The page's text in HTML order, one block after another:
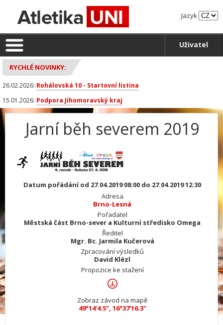
Jazyk
Uživatel
RYCHLÉ NOVINKY:
26.02.2026: Rohálovská 10 - Startovní listina
15.01.2026: Podpora Jihomoravský kraj
Jarní běh severem 2019
Datum pořádání od 27.04.2019 08:00 do 27.04.2019 12:30
Adresa
Brno-Lesná
Pořadatel
Městská část Brno-sever a Kulturní středisko Omega
Ředitel
Mgr. Bc. Jarmila Kučerová
Zpracování výsledků
David Klézl
Propozice ke stažení
Zobraz závod na mapě
49°14'4.5", 16°37'16.3"